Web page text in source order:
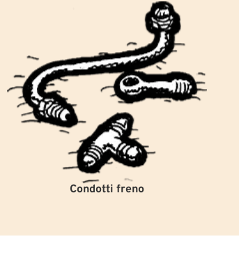
Condotti freno